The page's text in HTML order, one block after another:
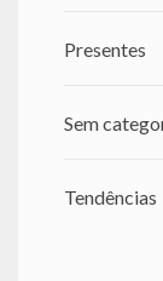
Presentes
Sem
Tendências